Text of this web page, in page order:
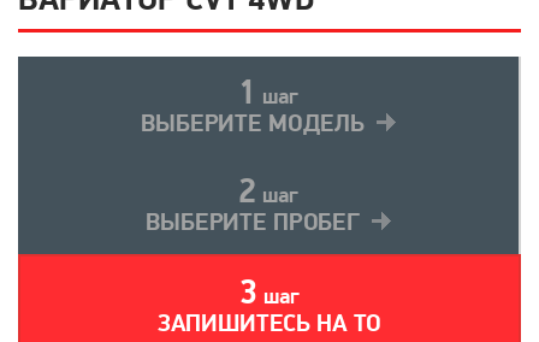
1 шаг
ВЫБЕРИТЕ МОДЕЛЬ
2 шаг
ВЫБЕРИТЕ ПРОБЕГ
3 шаг
ЗАПИШИТЕСЬ НА ТО